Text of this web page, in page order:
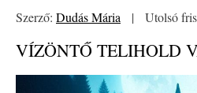
Szerző: Dudás Mária | Utolsó
VÍZÖNTŐ TELIHOLD